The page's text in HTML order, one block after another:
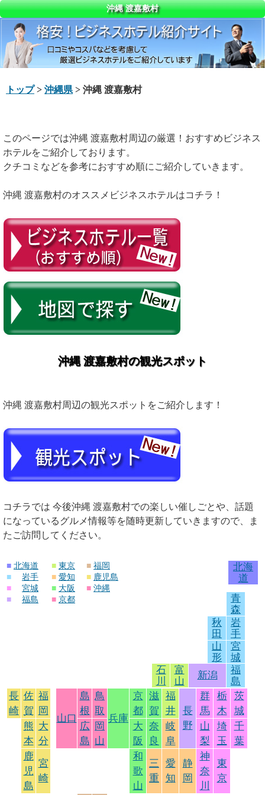
沖縄 渡嘉敷村
トップ> 沖縄県 > 沖縄 渡嘉敷村
このページでは沖縄 渡嘉敷村周辺の厳選！おすすめビジネス
ホテルをご紹介しております。
クチコミなどを参考におすすめ順にご紹介していきます。
沖縄 渡嘉敷村のオススメビジネスホテルはコチラ！
沖縄 渡嘉敷村の観光スポット
沖縄 渡嘉敷村周辺の観光スポットをご紹介します！
コチラでは 今後沖縄 渡嘉敷村での楽しい催しごとや、話題
になっているグルメ情報等を随時更新していきますので、ま
たご訪問してください。
■ 北海道
■
岩手
■
宮城
■
福島
■ 東京
■ 愛知
■ 大阪
■ 京都
■ 福岡
■ 鹿児島
■ 沖縄
北海
道
青
森
秋
田
岩
手
山
形
宮
城
石
川
富
山
新潟
福
島
長
崎
佐
賀
福
岡
山口
島
根
鳥
取
兵庫
京
都
滋
賀
福
井
長
野
群
馬
栃
木
茨
城
熊
本
大
分
広
島
岡
山
大
阪
奈
良
岐
阜
山
梨
埼
玉
千
葉
鹿
児
島
宮
崎
和
歌
山
三
重
愛
知
静
岡
神
奈
川
東
京